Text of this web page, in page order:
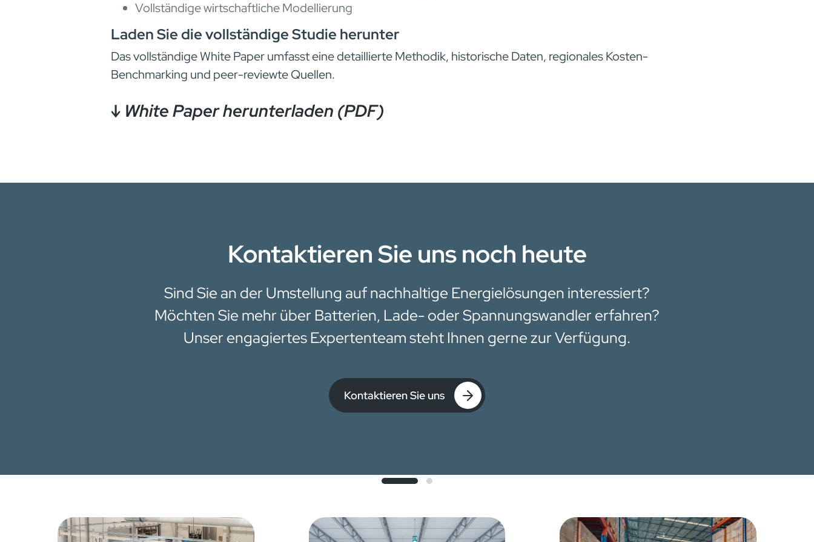
Vollständige wirtschaftliche Modellierung
Laden Sie die vollständige Studie herunter
Das vollständige White Paper umfasst eine detaillierte Methodik, historische Daten, regionales Kosten-
Benchmarking und peer-reviewte Quellen.
↓ White Paper herunterladen (PDF)
Kontaktieren Sie uns noch heute
Sind Sie an der Umstellung auf nachhaltige Energielösungen interessiert?
Möchten Sie mehr über Batterien, Lade- oder Spannungswandler erfahren?
Unser engagiertes Expertenteam steht Ihnen gerne zur Verfügung.
Kontaktieren Sie uns